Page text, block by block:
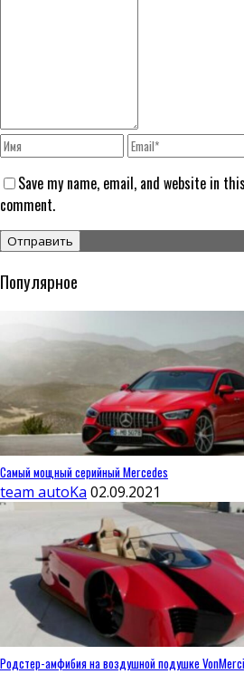
Save my name, email, and website in
comment.
Популярное
Самый мощный серийный Mercedes
team autoKa 02.09.2021
Родстер-амфибия на воздушной подушке